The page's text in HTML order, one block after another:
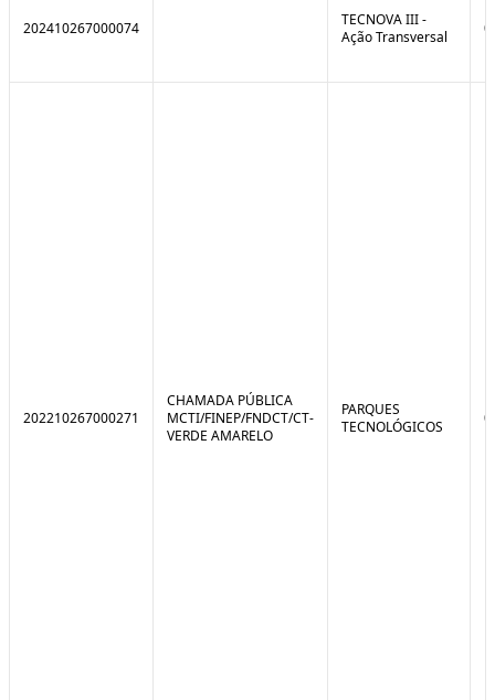
202410267000074
TECNOVA III -
Ação Transversal
202210267000271
CHAMADA PÚBLICA
MCTI/FINEP/FNDCT/CT-
VERDE AMARELO
PARQUES
TECNOLÓGICOS